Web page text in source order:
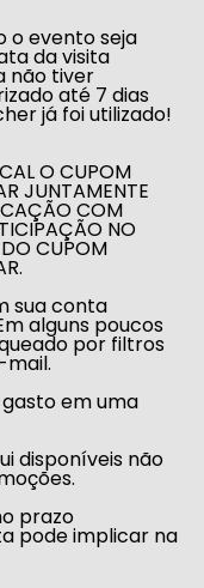
o evento seja
da visita
não tiver
até 7 dias
já foi utilizado!
O CUPOM
JUNTAMENTE
COM
NO
CUPOM
sua conta
alguns poucos
por filtros
em uma
disponíveis não
prazo
pode implicar na